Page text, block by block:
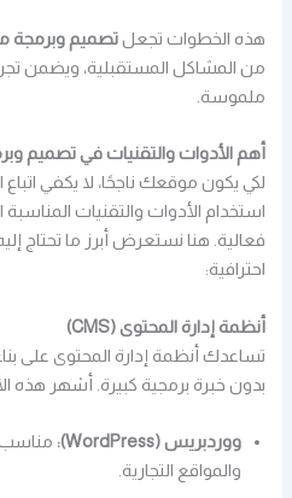
هذه الخطوات تجعلتصميم وبرمجة
من المشاكل المستقبلية، ويضمن
ملموسة.
أهم الأدوات والتقنيات في تصميم
لكي يكون موقعك ناجحًا، لا يكفي
استخدام الأدوات والتقنيات
فعالية. هنا نستعرض أبرز ما تحتاج
احترافية:
أنظمة إدارة المحتوى (CMS)
تساعدك أنظمة إدارة المحتوى على
بدون خبرة برمجية كبيرة. أشهر هذه
ووردبريس (WordPress):
مناسب
والمواقع التجارية.